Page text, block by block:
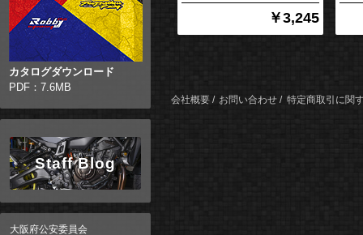
カタログダウンロード
PDF：7.6MB
Staff Blog
大阪府公安委員会
￥3,245
会社概要 お問い合わせ 特定商取引に関